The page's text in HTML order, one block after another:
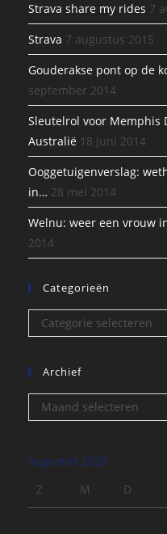
Strava share my rides 7
Strava 7 augustus 2015
Gouderakse pont op de
september 2014
Sleutelrol voor Memphis
Australië 18 juni 2014
Ooggetuigenverslag:
in… 28 mei 2014
Welnu: weer een vrouw
2014
Categorieën
Categorieën
Categorie selecteren
Archief
Archief
Maand selecteren
augustus 2026
Z
M D